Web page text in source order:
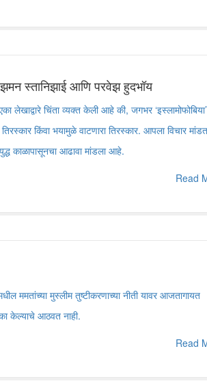
झमन स्तानिझाई आणि परवेझ हुदभॉय
लेखाद्वारे चिंता व्यक्त केली आहे की, जगभर
किंवा भयामुळे वाटणारा तिरस्कार. आपला विचार
काळापासूनचा आढावा मांडला आहे.
Read
ममतांच्या मुस्लीम तुष्टीकरणाच्या नीती यावर आजतागायत
केल्याचे आठवत नाही.
Read